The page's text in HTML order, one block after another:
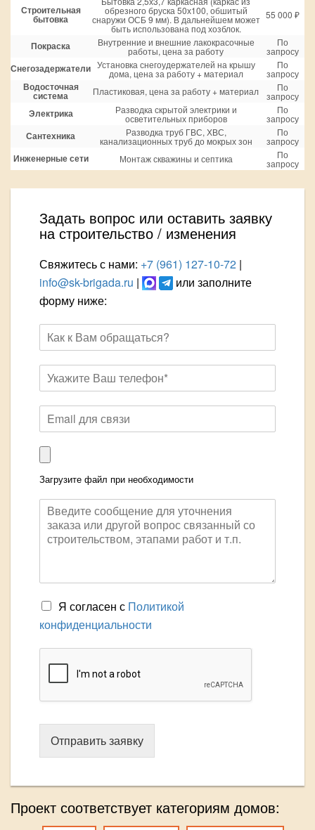
Строительная
бытовка
обрезного бруска 50х100, обшитый
снаружи ОСБ 9 мм). В дальнейшем может
быть использована под хозблок.
55 000 ₽
Покраска Внутренние и внешние лакокрасочные
работы, цена за работу
По
запросу
Снегозадержатели Установка снегоудержателей на крышу
дома, цена за работу + материал
По
запросу
Водосточная
система Пластиковая, цена за работу + материал По
запросу
Электрика Разводка скрытой электрики и
осветительных приборов
По
запросу
Сантехника Разводка труб ГВС, ХВС,
канализационных труб до мокрых зон
По
запросу
Инженерные сети Монтаж скважины и септика По
запросу
Задать вопрос или оставить заявку
на строительство / изменения
Свяжитесь с нами: +7 (961) 127-10-72 |
info@sk-brigada.ru |
или заполните
форму ниже:
Загрузите файл при необходимости
Я согласен с Политикой
конфиденциальности
Отправить заявку
Проект соответствует категориям домов: